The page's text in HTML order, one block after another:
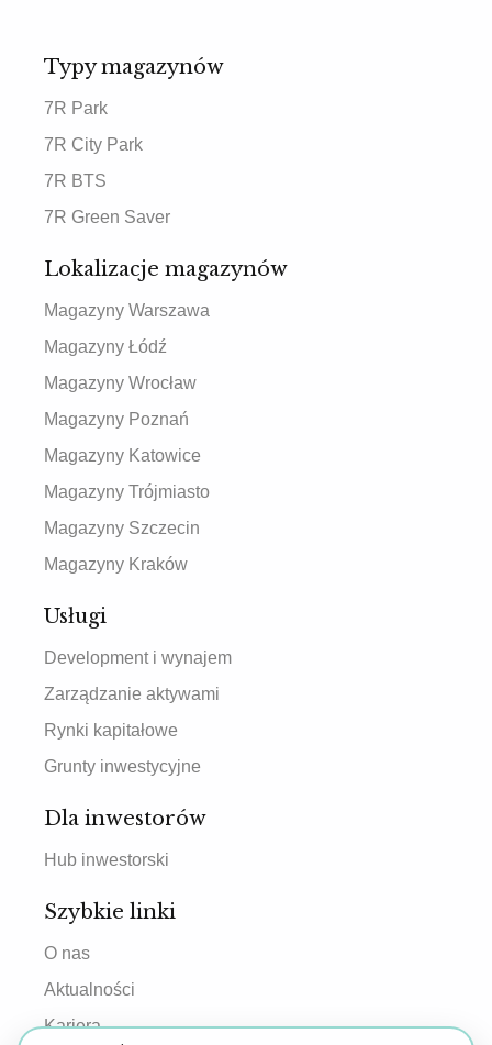
Typy magazynów
7R Park
7R City Park
7R BTS
7R Green Saver
Lokalizacje magazynów
Magazyny Warszawa
Magazyny Łódź
Magazyny Wrocław
Magazyny Poznań
Magazyny Katowice
Magazyny Trójmiasto
Magazyny Szczecin
Magazyny Kraków
Usługi
Development i wynajem
Zarządzanie aktywami
Rynki kapitałowe
Grunty inwestycyjne
Dla inwestorów
Hub inwestorski
Szybkie linki
O nas
Aktualności
Kariera